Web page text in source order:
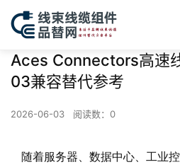
Aces Connectors高速
03兼容替代参考
2026-06-03 阅读数： 0
随着服务器、数据中心、工业